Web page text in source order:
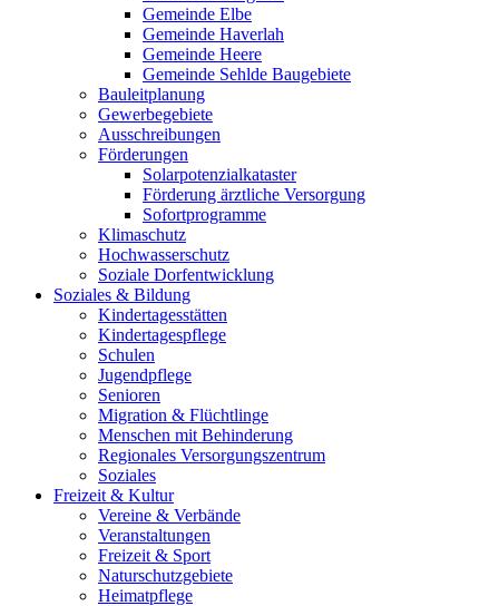
Gemeinde Elbe
Gemeinde Haverlah
Gemeinde Heere
Gemeinde Sehlde Baugebiete
Bauleitplanung
Gewerbegebiete
Ausschreibungen
Förderungen
Solarpotenzialkataster
Förderung ärztliche Versorgung
Sofortprogramme
Klimaschutz
Hochwasserschutz
Soziale Dorfentwicklung
Soziales & Bildung
Kindertagesstätten
Kindertagespflege
Schulen
Jugendpflege
Senioren
Migration & Flüchtlinge
Menschen mit Behinderung
Regionales Versorgungszentrum
Soziales
Freizeit & Kultur
Vereine & Verbände
Veranstaltungen
Freizeit & Sport
Naturschutzgebiete
Heimatpflege